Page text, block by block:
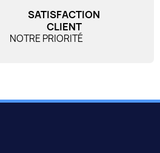
SATISFACTION
CLIENT
NOTRE PRIORITÉ